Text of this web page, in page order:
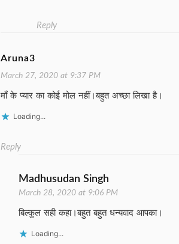
Reply
Aruna3
March 27, 2020 at 9:37 PM
माँ के प्यार का कोई मोल नहीं।बहुत अच्छा लिखा है।
Loading...
Reply
Madhusudan Singh
March 28, 2020 at 9:06 PM
बिल्कुल सही कहा।बहुत बहुत धन्यवाद आपका।
Loading...